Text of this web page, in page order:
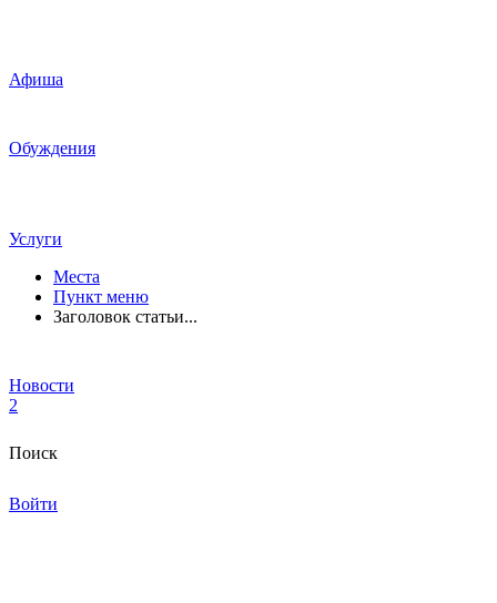
Афиша
Обуждения
Услуги
Места
Пункт меню
Заголовок статьи...
Новости
2
Поиск
Войти